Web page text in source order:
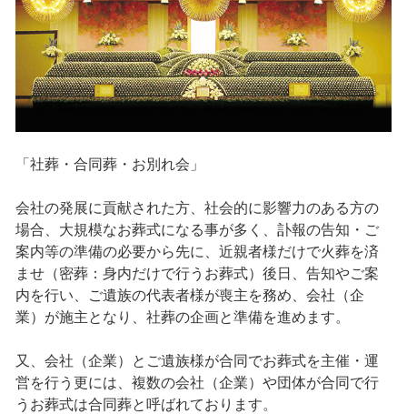
「社葬・合同葬・お別れ会」
会社の発展に貢献された方、社会的に影響力のある方の
場合、大規模なお葬式になる事が多く、訃報の告知・ご
案内等の準備の必要から先に、近親者様だけで火葬を済
ませ（密葬：身内だけで行うお葬式）後日、告知やご案
内を行い、ご遺族の代表者様が喪主を務め、会社（企
業）が施主となり、社葬の企画と準備を進めます。
又、会社（企業）とご遺族様が合同でお葬式を主催・運
営を行う更には、複数の会社（企業）や団体が合同で行
うお葬式は合同葬と呼ばれております。